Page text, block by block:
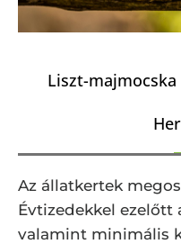
Liszt-
Az állatkertek
Évtizedekkel ezelőtt
valamint minimális